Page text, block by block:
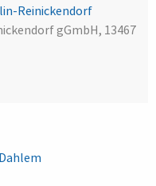
Reinickendorf
gGmbH, 13467